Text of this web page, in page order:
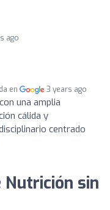
ago
en 3 years ago
una amplia
cálida y
centrado
Nutrición sin